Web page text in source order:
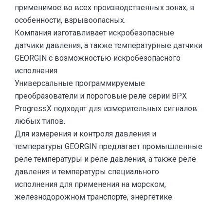
применимое во всех производственных зонах, в
особенности, взрывоопасных.
Компания изготавливает искробезопасные
датчики давления, а также температурные датчики
GEORGIN с возможностью искробезопасного
исполнения.
Универсальные программируемые
преобразователи и пороговые реле серии BPX
ProgressX подходят для измерительных сигналов
любых типов.
Для измерения и контроля давления и
температуры GEORGIN предлагает промышленные
реле температуры и реле давления, а также реле
давления и температуры специального
исполнения для применения на морском,
железнодорожном транспорте, энергетике.